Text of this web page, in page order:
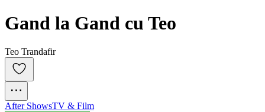
Gand la Gand cu Teo
Teo Trandafir
After ShowsTV & Film